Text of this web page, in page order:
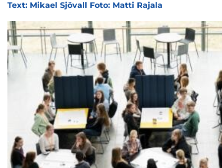
Text: Mikael Sjövall Foto: Matti Rajala